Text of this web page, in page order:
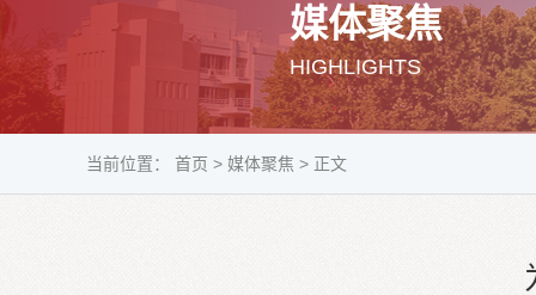
媒体聚焦
HIGHLIGHTS
当前位置： 首页 > 媒体聚焦 > 正文